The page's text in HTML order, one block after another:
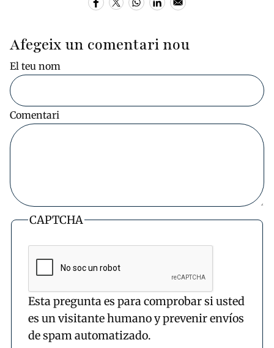
Afegeix un comentari nou
El teu nom
Comentari
CAPTCHA
Esta pregunta es para comprobar si usted
es un visitante humano y prevenir envíos
de spam automatizado.